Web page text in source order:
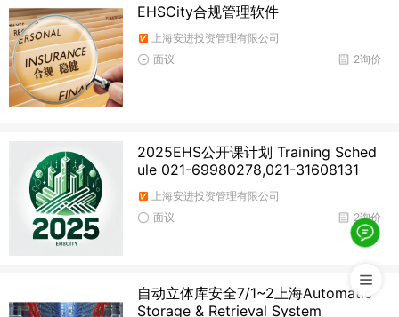
EHSCity合规管理软件
上海安进投资管理有限公司
2询价
面议
2025EHS公开课计划 Training Sched
ule 021-69980278,021-31608131
上海安进投资管理有限公司
2询价
面议
自动立体库安全7/1~2上海Automatic
Storage & Retrieval System